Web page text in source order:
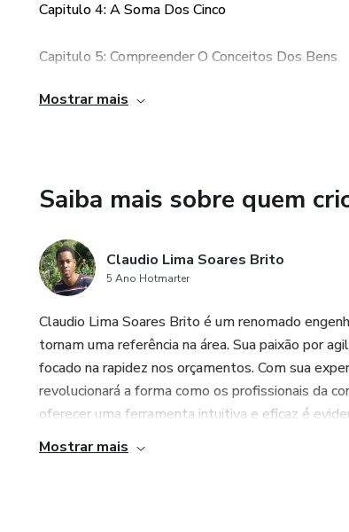
Capitulo 4: A Soma Dos Cinco
Capitulo 5: Compreender O Conceitos Dos Bens
Capitulo 6: Construindo Os Seus Bens
Capitulo 8: Reforçando Os Seus Cofres Com
Capitulo 9: A Longa Espera
Capitulo 10: Manter-se Muito Móvel
Mostrar mais
Saiba mais sobre quem
Claudio Lima Soares Brito
5 Ano Hotmarter
Claudio Lima Soares Brito é um renomado
tornam uma referência na área. Sua paixão por
focado na rapidez nos orçamentos. Com sua
revolucionará a forma como os profissionais da
oferecer uma ferramenta intuitiva e eficaz é
Mostrar mais